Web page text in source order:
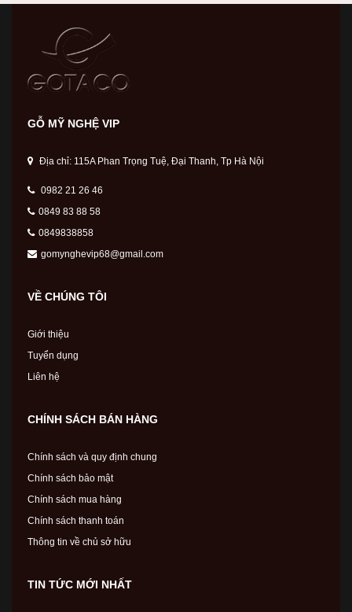
GỖ MỸ NGHỆ VIP
Địa chỉ: 115A Phan Trọng Tuệ, Đại Thanh, Tp Hà Nội
0982 21 26 46
0849 83 88 58
0849838858
gomynghevip68@gmail.com
VỀ CHÚNG TÔI
Giới thiệu
Tuyển dụng
Liên hệ
CHÍNH SÁCH BÁN HÀNG
Chính sách và quy định chung
Chính sách bảo mật
Chính sách mua hàng
Chính sách thanh toán
Thông tin về chủ sở hữu
TIN TỨC MỚI NHẤT